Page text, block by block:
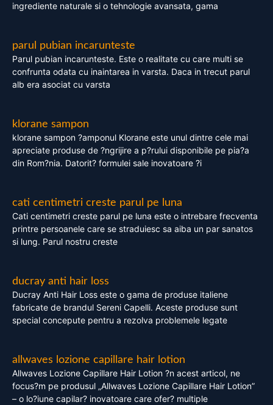
ingrediente naturale si o tehnologie avansata, gama
parul pubian incarunteste
Parul pubian incarunteste. Este o realitate cu care multi se
confrunta odata cu inaintarea in varsta. Daca in trecut parul
alb era asociat cu varsta
klorane sampon
klorane sampon ?amponul Klorane este unul dintre cele mai
apreciate produse de ?ngrijire a p?rului disponibile pe pia?a
din Rom?nia. Datorit? formulei sale inovatoare ?i
cati centimetri creste parul pe luna
Cati centimetri creste parul pe luna este o intrebare frecventa
printre persoanele care se straduiesc sa aiba un par sanatos
si lung. Parul nostru creste
ducray anti hair loss
Ducray Anti Hair Loss este o gama de produse italiene
fabricate de brandul Sereni Capelli. Aceste produse sunt
special concepute pentru a rezolva problemele legate
allwaves lozione capillare hair lotion
Allwaves Lozione Capillare Hair Lotion ?n acest articol, ne
focus?m pe produsul „Allwaves Lozione Capillare Hair Lotion”
– o lo?iune capilar? inovatoare care ofer? multiple